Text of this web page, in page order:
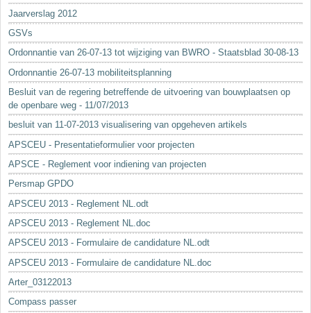
Jaarverslag 2012
GSVs
Ordonnantie van 26-07-13 tot wijziging van BWRO - Staatsblad 30-08-13
Ordonnantie 26-07-13 mobiliteitsplanning
Besluit van de regering betreffende de uitvoering van bouwplaatsen op
de openbare weg - 11/07/2013
besluit van 11-07-2013 visualisering van opgeheven artikels
APSCEU - Presentatieformulier voor projecten
APSCE - Reglement voor indiening van projecten
Persmap GPDO
APSCEU 2013 - Reglement NL.odt
APSCEU 2013 - Reglement NL.doc
APSCEU 2013 - Formulaire de candidature NL.odt
APSCEU 2013 - Formulaire de candidature NL.doc
Arter_03122013
Compass passer